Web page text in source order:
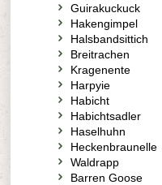
Guirakuckuck
Hakengimpel
Halsbandsittich
Breitrachen
Kragenente
Harpyie
Habicht
Habichtsadler
Haselhuhn
Heckenbraunelle
Waldrapp
Barren Goose